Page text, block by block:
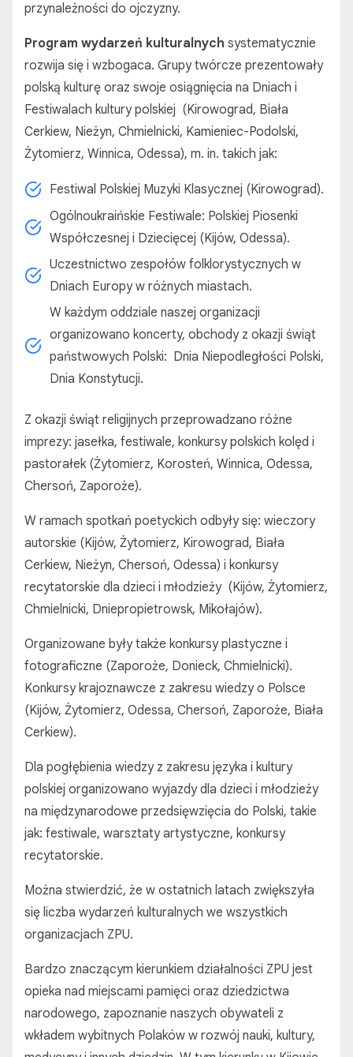
przynależności do ojczyzny.
Program wydarzeń kulturalnych systematycznie
rozwija się i wzbogaca. Grupy twórcze prezentowały
polską kulturę oraz swoje osiągnięcia na Dniach i
Festiwalach kultury polskiej (Kirowograd, Biała
Cerkiew, Nieżyn, Chmielnicki, Kamieniec-Podolski,
Żytomierz, Winnica, Odessa), m. in. takich jak:
Festiwal Polskiej Muzyki Klasycznej (Kirowograd).
Ogólnoukraińskie Festiwale: Polskiej Piosenki
Współczesnej i Dziecięcej (Kijów, Odessa).
Uczestnictwo zespołów folklorystycznych w
Dniach Europy w różnych miastach.
W każdym oddziale naszej organizacji
organizowano koncerty, obchody z okazji świąt
państwowych Polski: Dnia Niepodległości Polski,
Dnia Konstytucji.
Z okazji świąt religijnych przeprowadzano różne
imprezy: jasełka, festiwale, konkursy polskich kolęd i
pastorałek (Żytomierz, Korosteń, Winnica, Odessa,
Chersoń, Zaporoże).
W ramach spotkań poetyckich odbyły się: wieczory
autorskie (Kijów, Żytomierz, Kirowograd, Biała
Cerkiew, Nieżyn, Chersoń, Odessa) i konkursy
recytatorskie dla dzieci i młodzieży (Kijów, Żytomierz,
Chmielnicki, Dniepropietrowsk, Mikołajów).
Organizowane były także konkursy plastyczne i
fotograficzne (Zaporoże, Donieck, Chmielnicki).
Konkursy krajoznawcze z zakresu wiedzy o Polsce
(Kijów, Żytomierz, Odessa, Chersoń, Zaporoże, Biała
Cerkiew).
Dla pogłębienia wiedzy z zakresu języka i kultury
polskiej organizowano wyjazdy dla dzieci i młodzieży
na międzynarodowe przedsięwzięcia do Polski, takie
jak: festiwale, warsztaty artystyczne, konkursy
recytatorskie.
Można stwierdzić, że w ostatnich latach zwiększyła
się liczba wydarzeń kulturalnych we wszystkich
organizacjach ZPU.
Bardzo znaczącym kierunkiem działalności ZPU jest
opieka nad miejscami pamięci oraz dziedzictwa
narodowego, zapoznanie naszych obywateli z
wkładem wybitnych Polaków w rozwój nauki, kultury,